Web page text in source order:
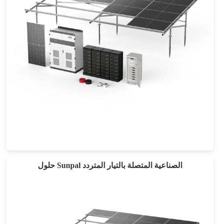
حلول Sunpal الصناعية المتصلة بالتيار المتردد